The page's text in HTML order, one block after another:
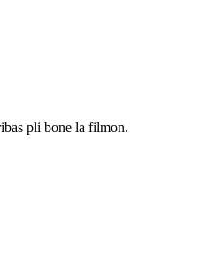
pli bone la filmon.